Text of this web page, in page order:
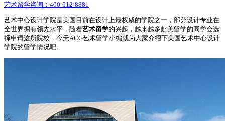
艺术留学咨询： 400-612-8881
艺术中心设计学院是美国目前在设计上最权威的学院之一，部分设计专业在
全世界拥有领先水平，随着艺术留学的兴起，越来越多赴美留学的同学会选
择申请这所院校，今天ACG艺术留学小编就为大家介绍下美国艺术中心设计
学院的留学情况吧。